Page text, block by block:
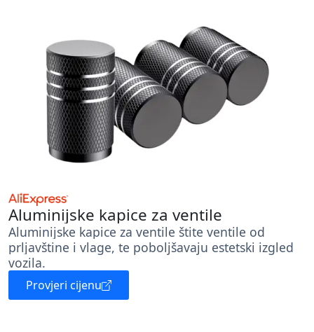
Aluminijske kapice za ventile
Aluminijske kapice za ventile štite ventile od
prljavštine i vlage, te poboljšavaju estetski izgled
vozila.
Provjeri cijenu